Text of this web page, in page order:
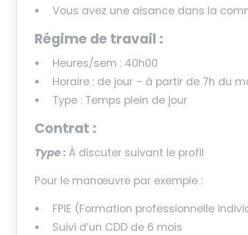
Vous avez une aisance dans la
Régime de travail :
Heures/sem : 40h00
Horaire : de jour – à partir de 7h du
Type : Temps plein de jour
Contrat :
Type : À discuter suivant le profil
Pour le manœuvre par exemple :
FPIE (Formation professionnelle
Suivi d’un CDD de 6 mois